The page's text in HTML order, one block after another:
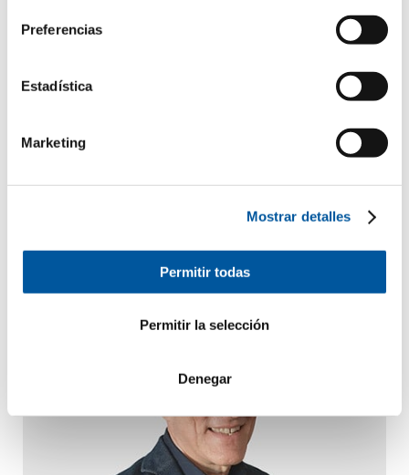
Preferencias
Estadística
Marketing
Mostrar detalles
Permitir todas
Permitir la selección
Denegar
Las venecianas en la cámara de vidrio de la hoja combinada